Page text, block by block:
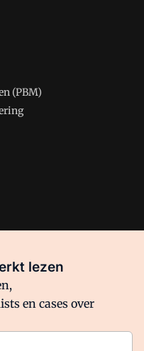
(PBM)
Lees inons manifestwaar
lezen
en cases over